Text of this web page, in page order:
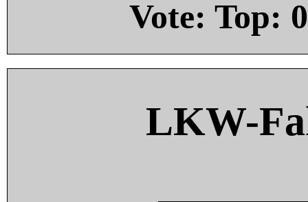
Vote: Top: 0
LKW-